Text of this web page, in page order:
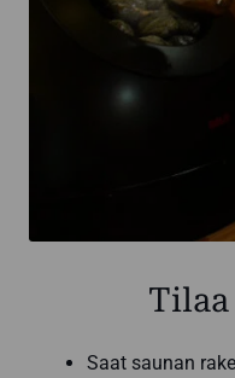
Saat saunan